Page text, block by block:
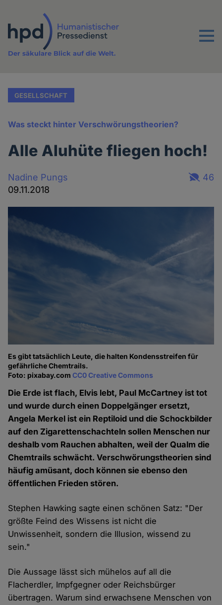
Inhalt
Menu
Der säkulare Blick auf die Welt.
GESELLSCHAFT
Was steckt hinter Verschwörungstheorien?
Alle Aluhüte fliegen hoch!
Nadine Pungs
09.11.2018
46
Es gibt tatsächlich Leute, die halten Kondensstreifen für
gefährliche Chemtrails.
Foto: pixabay.comCC0 Creative Commons
Die Erde ist flach, Elvis lebt, Paul McCartney ist tot
und wurde durch einen Doppelgänger ersetzt,
Angela Merkel ist ein Reptiloid und die Schockbilder
auf den Zigarettenschachteln sollen Menschen nur
deshalb vom Rauchen abhalten, weil der Qualm die
Chemtrails schwächt. Verschwörungstheorien sind
häufig amüsant, doch können sie ebenso den
öffentlichen Frieden stören.
Stephen Hawking sagte einen schönen Satz: "Der
größte Feind des Wissens ist nicht die
Unwissenheit, sondern die Illusion, wissend zu
sein."
Die Aussage lässt sich mühelos auf all die
Flacherdler, Impfgegner oder Reichsbürger
übertragen. Warum sind erwachsene Menschen von